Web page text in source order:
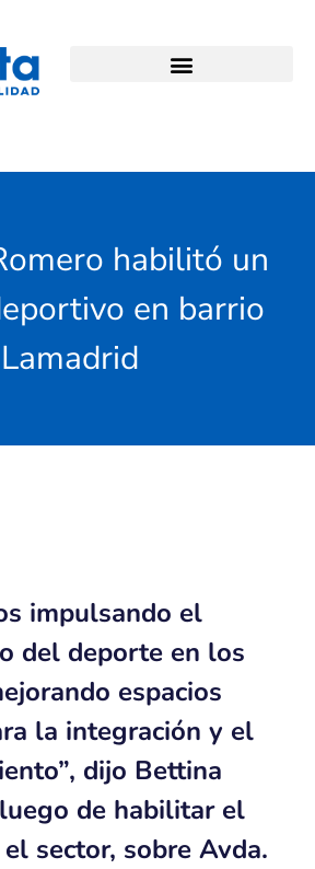
habilitó un
en barrio
Lamadrid
impulsando el
del deporte en los
espacios
la integración y el
dijo Bettina
de habilitar el
sector, sobre Avda.